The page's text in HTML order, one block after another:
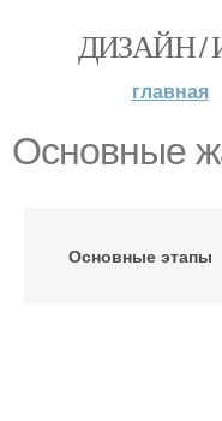
ДИЗАЙН /
главная
Основные
Основные этапы